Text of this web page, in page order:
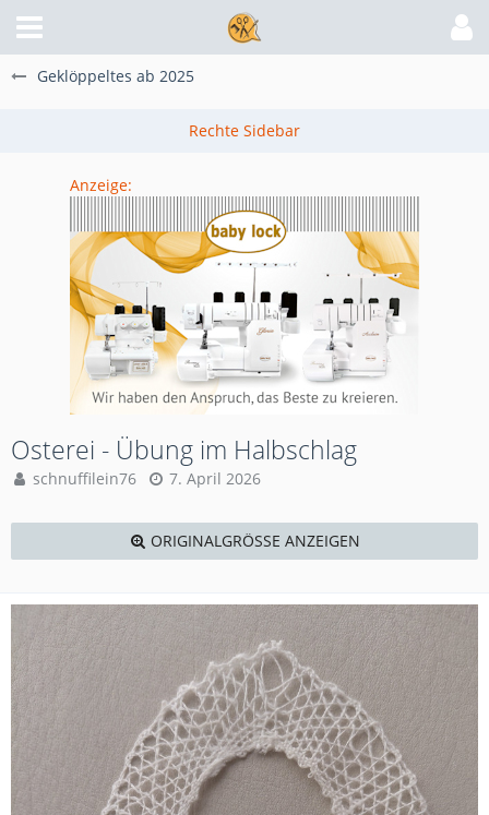
Geklöppeltes ab 2025
Anzeige:
Osterei - Übung im Halbschlag
schnuffilein76 7. April 2026
ORIGINALGRÖSSE ANZEIGEN